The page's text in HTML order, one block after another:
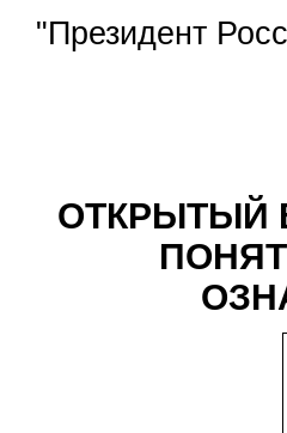
"Президент
ОТКРЫТЫЙ